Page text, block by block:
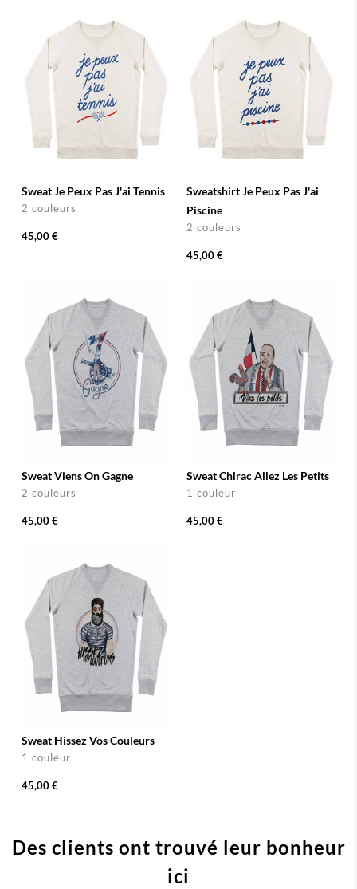
Sweat Je Peux Pas J'ai Tennis
2 couleurs
45,00 €
Sweatshirt Je Peux Pas J'ai
Piscine
2 couleurs
45,00 €
Sweat Viens On Gagne
2 couleurs
45,00 €
Sweat Chirac Allez Les Petits
1 couleur
45,00 €
Sweat Hissez Vos Couleurs
1 couleur
45,00 €
Des clients ont trouvé leur bonheur
ici